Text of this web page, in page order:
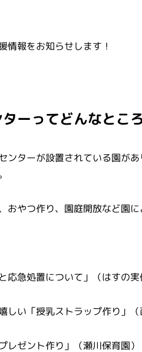
情報をお知らせします！
ーってどんなとこ
ンターが設置されている園が
おやつ作り、園庭開放など園に
応急処置について」（はすの実
しい「授乳ストラップ作り」（
レゼント作り」（瀬川保育園）